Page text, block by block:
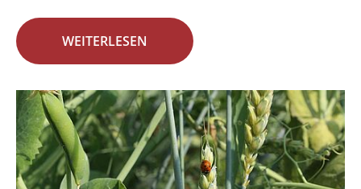
WEITERLESEN